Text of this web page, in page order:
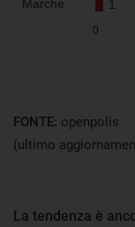
FONTE: openpolis
(ultimo
La tendenza è